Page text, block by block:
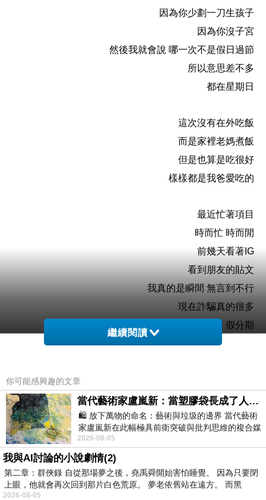
因為你少劃一刀生孩子
因為你沒子宮
然後我就會說 哪一次不是假日過節
所以意思差不多
都在星期日
這次沒有在外吃飯
而是家裡老媽煮飯
但是也算是吃很好
樣樣都是我爸愛吃的
最近忙著項目
時而忙 時而閒
前幾天看著IG
看到朋友的貼文
我真的是瞬間 無言到不行
現在詐騙真的很多
怎麼還會去相信 假分期
不是已經 很舊的手法了嗎
第一次就當你真的忙
太少關心 詐騙相關時事
這是不是傻了 希望真的要謹記
不然辛苦 賺的錢都飛了
繼續閱讀
你可能感興趣的文章
當代藝術家盧嵐新：當塑膠袋長成了人的模樣，我們的目光是否學會了放下偏見？
🛍️ 放下萬物的命名：藝術與垃圾的邊界 當代藝術
家盧嵐新在此幅極具前衛突破與批判思維的複合媒
材新作中，直接將被大眾定義為廢棄物
2026-08-05
我與AI討論的小說劇情(2)
第二章：群俠錄 自從那場夢之後，堯禹舜開始害怕睡覺。 因為只要閉
上眼，他就會再次回到那片白色荒原。 夢老依舊站在遠方。 而黑
2026-08-05